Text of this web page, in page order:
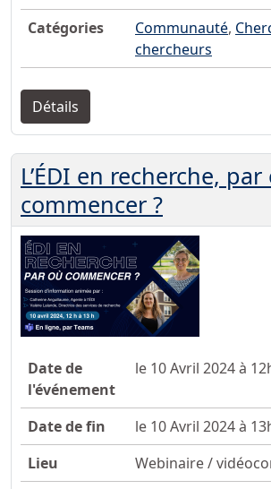
Catégories
Communauté,
chercheurs
Détails
L’ÉDI en recherche, par
commencer ?
Date de
l'événement
le 10 Avril 2024 à
Date de fin
le 10 Avril 2024 à
Lieu
Webinaire /